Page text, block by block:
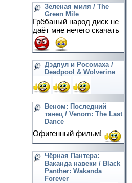
Зеленая миля / The
Green Mile
Грёбаный народ диск не
даёт мне нечего скачать
Дэдпул и Росомаха /
Deadpool & Wolverine
Веном: Последний
танец / Venom: The Last
Dance
Офигенный фильм!
Чёрная Пантера:
Ваканда навеки / Black
Panther: Wakanda
Forever